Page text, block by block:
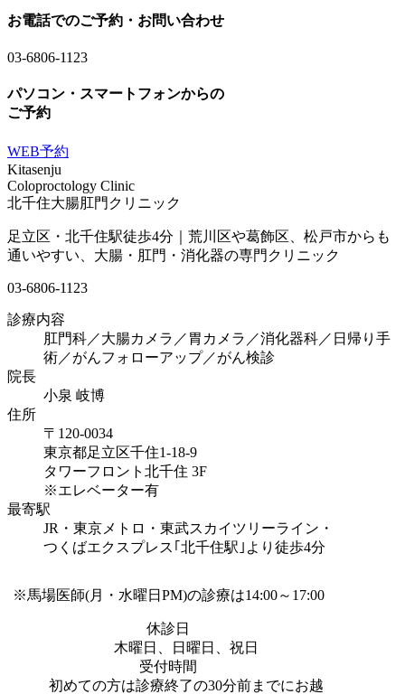
お電話でのご予約・お問い合わせ
03-6806-1123
パソコン・スマートフォンからの
ご予約
WEB予約
Kitasenju
Coloproctology Clinic
北千住大腸肛門クリニック
足立区・北千住駅徒歩4分｜荒川区や葛飾区、松戸市からも
通いやすい、大腸・肛門・消化器の専門クリニック
03-6806-1123
診療内容
肛門科／大腸カメラ／胃カメラ／消化器科／ 日帰り手
術／がんフォローアップ／がん検診
院長
小泉 岐博
住所
〒120-0034
東京都足立区千住1-18-9
タワーフロント北千住 3F
※エレベーター有
最寄駅
JR・東京メトロ・東武スカイツリーライン・
つくばエクスプレス｢北千住駅｣より 徒歩4分
※馬場医師(月・水曜日PM)の診療は14:00～17:00
休診日
木曜日、日曜日、祝日
受付時間
初めての方は診療終了の30分前までにお越